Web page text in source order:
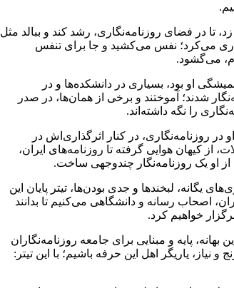
تا در فضای روزنامه‌نگاری، رشد کند و ببالد مثل
می‌کرد؛ نفس می‌کشید و جا برای تنفس
می‌گشود.
او بود، بسیاری در دانشکده‌ها و در
شدند؛ آموختند و برخی از همان‌ها، در صدر
را نگه داشته‌اند.
در روزنامه‌نگاری، در کنار اثرگذاری‌اش در
از کیهان هوایی گرفته تا روزنامه‌های ایران،
از او یک روزنامه‌نگار چند‌وجهی ساخت.
یگانه، لبخند‌ها و جدی بودن‌ها، تیتر پایان این
اصحاب رسانه و دانشگاهی می‌کنیم تا بدانند
خواهیم کرد.
بهانه، پایه و مبنایی برای جامعه روزنامه‌نگاران
و نیاز، یاریگر اهل این حرفه باشیم؛ با این تیتر: